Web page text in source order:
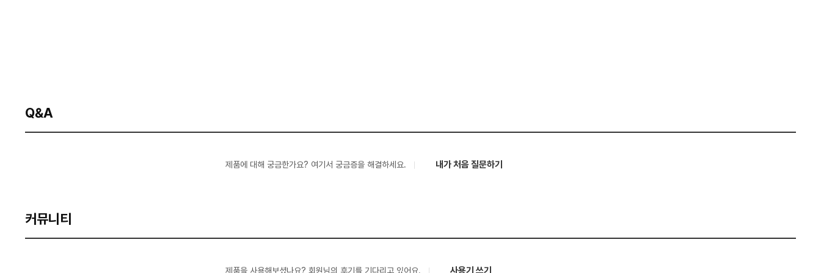
Q&A
제품에 대해 궁금한가요? 여기서 궁금증을 해결하세요. 내가 처음 질문하기
커뮤니티
제품을 사용해보셨나요? 회원님의 후기를 기다리고 있어요. 사용기 쓰기